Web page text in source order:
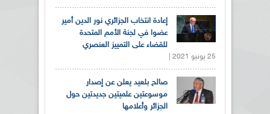
إعادة انتخاب الجزائري نور الدين أمير
عضوا في لجنة الأمم المتحدة
للقضاء على التمييز العنصري
25 يونيو 2021 |
صالح بلعيد يعلن عن إصدار
موسوعتين علميتين جديدتين حول
الجزائر وأعلامها